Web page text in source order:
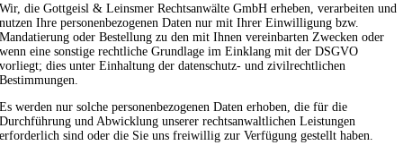
Wir, die Gottgeisl & Leinsmer Rechtsanwälte GmbH erheben, verarbeiten und
nutzen Ihre personenbezogenen Daten nur mit Ihrer Einwilligung bzw.
Mandatierung oder Bestellung zu den mit Ihnen vereinbarten Zwecken oder
wenn eine sonstige rechtliche Grundlage im Einklang mit der DSGVO
vorliegt; dies unter Einhaltung der datenschutz- und zivilrechtlichen
Bestimmungen.
Es werden nur solche personenbezogenen Daten erhoben, die für die
Durchführung und Abwicklung unserer rechtsanwaltlichen Leistungen
erforderlich sind oder die Sie uns freiwillig zur Verfügung gestellt haben.